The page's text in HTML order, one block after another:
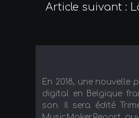
Article suivant :
En 2018, une nouvelle
digital en Belgique
son. Il sera édité